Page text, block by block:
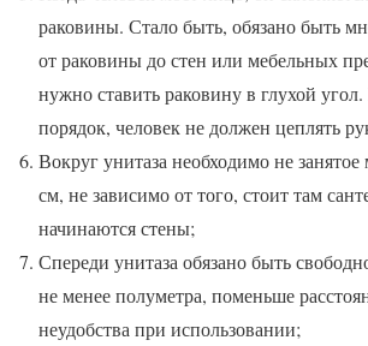
раковины. Стало быть, обязано быть
от раковины до стен или мебельных
нужно ставить раковину в глухой
порядок, человек не должен цеплять
Вокруг унитаза необходимо не
см, не зависимо от того, стоит там
начинаются стены;
Спереди унитаза обязано быть
не менее полуметра, поменьше
неудобства при использовании;